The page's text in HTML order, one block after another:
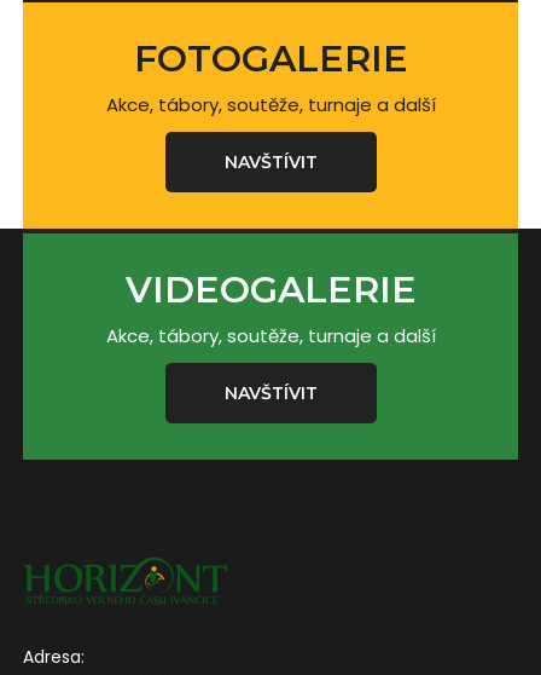
FOTOGALERIE
Akce, tábory, soutěže, turnaje a další
NAVŠTÍVIT
VIDEOGALERIE
Akce, tábory, soutěže, turnaje a další
NAVŠTÍVIT
Adresa: